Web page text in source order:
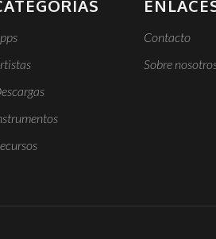
Contacto
Sobre